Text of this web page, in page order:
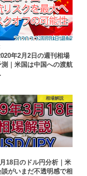
年2月2日の週刊相場
｜米国は中国への渡航
相場解説
18日のドル円分析｜米
がいまだ不透明感で相